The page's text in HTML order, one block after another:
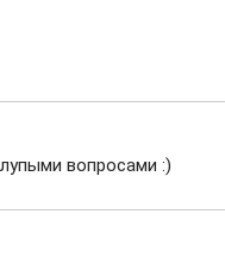
вопросами :)